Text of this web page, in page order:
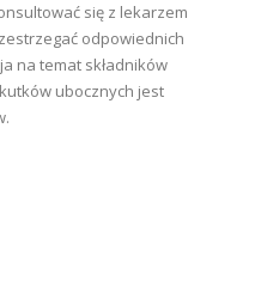
się z lekarzem
odpowiednich
na temat składników
ubocznych jest